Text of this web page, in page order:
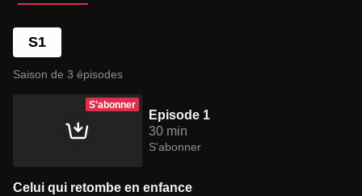
S1
Saison de 3 épisodes
S'abonner
Episode 1
30 min
S'abonner
Celui qui retombe en enfance